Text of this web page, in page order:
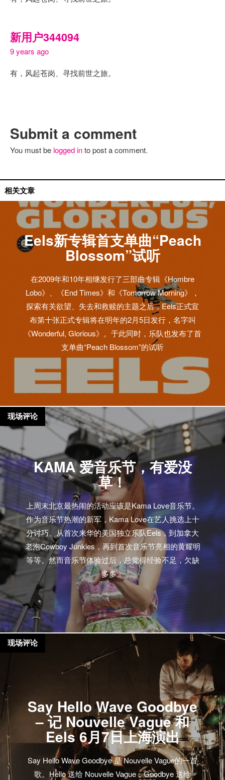
新用户344094
9 years ago
有，风起苍岗、寻找前世之旅。
Submit a comment
You must be logged into post a comment.
相关文章
Eels新专辑首支单曲“Peach
Blossom”试听
在2009年和10年相继发行了三部曲专辑《Hombre
Lobo》、《End Times》和《Tomorrow Morning》，
探索有关欲望、失去和救赎的主题之后，Eels正式宣
布第十张正式专辑将在明年的2月5日发行，名字叫
《Wonderful, Glorious》。于此同时，乐队也发布了首
支单曲“Peach Blossom”的试听
单曲推荐
KAMA 爱音乐节，有爱没
草！
上周末北京最热闹的活动应该是Kama Love音乐节。
作为音乐节热潮的新军，Kama Love在艺人挑选上十
分讨巧。从首次来华的美国独立乐队Eels，到加拿大
老泡Cowboy Junkies，再到首次音乐节亮相的黄耀明
等等。然而音乐节体验过后，总觉得经验不足，欠缺
多多。
现场评论
Say Hello Wave Goodbye
– 记 Nouvelle Vague 和
Eels 6月7日上海演出
Say Hello Wave Goodbye 是 Nouvelle Vague的一首
歌。Hello 送给 Nouvelle Vague，Goodbye 送给
现场评论